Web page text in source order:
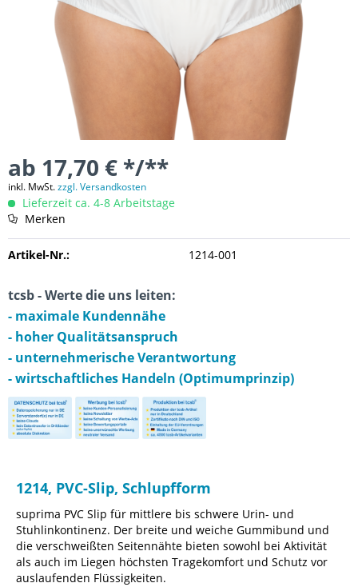
ab 17,70 € */**
inkl. MwSt.zzgl. Versandkosten
Lieferzeit ca. 4-8 Arbeitstage
Merken
Artikel-Nr.: 1214-001
tcsb - Werte die uns leiten:
- maximale Kundennähe
- hoher Qualitätsanspruch
- unternehmerische Verantwortung
- wirtschaftliches Handeln (Optimumprinzip)
1214, PVC-Slip, Schlupfform
suprima PVC Slip für mittlere bis schwere Urin- und
Stuhlinkontinenz. Der breite und weiche Gummibund und
die verschweißten Seitennähte bieten sowohl bei Aktivität
als auch im Liegen höchsten Tragekomfort und Schutz vor
auslaufenden Flüssigkeiten.